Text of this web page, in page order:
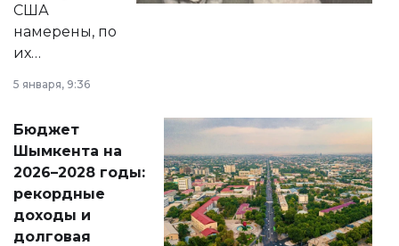
США
намерены, по
их
принести
народу
Венесуэлы.
5 января, 9:36
Бюджет
Шымкента на
2026–2028 годы:
рекордные
доходы и
долговая